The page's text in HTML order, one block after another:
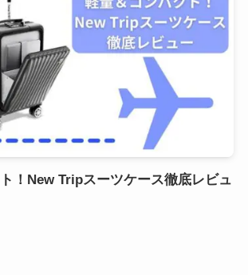
！New Tripスーツケース徹底レビュ